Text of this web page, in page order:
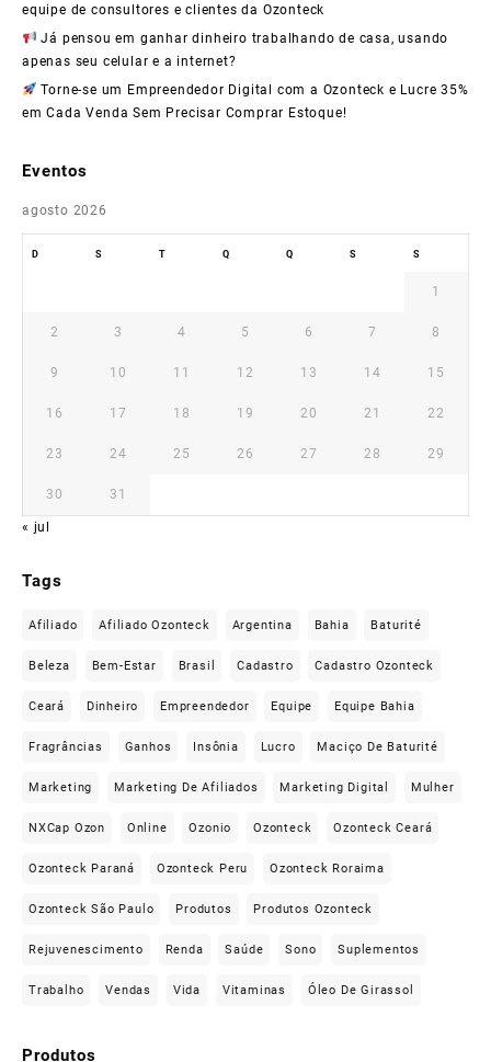
equipe de consultores e clientes da Ozonteck
Já pensou em ganhar dinheiro trabalhando de casa, usando
apenas seu celular e a internet?
Torne-se um Empreendedor Digital com a Ozonteck e Lucre 35%
em Cada Venda Sem Precisar Comprar Estoque!
Eventos
agosto 2026
D S T Q Q S S
1
2 3 4 5 6 7 8
9 10 11 12 13 14 15
16 17 18 19 20 21 22
23 24 25 26 27 28 29
30 31
« jul
Tags
Afiliado Afiliado Ozonteck Argentina Bahia Baturité
Beleza Bem-Estar Brasil Cadastro Cadastro Ozonteck
Ceará Dinheiro Empreendedor Equipe Equipe Bahia
Fragrâncias Ganhos Insônia Lucro Maciço De Baturité
Marketing Marketing De Afiliados Marketing Digital Mulher
NXCap Ozon Online Ozonio Ozonteck Ozonteck Ceará
Ozonteck Paraná Ozonteck Peru Ozonteck Roraima
Ozonteck São Paulo Produtos Produtos Ozonteck
Rejuvenescimento Renda Saúde Sono Suplementos
Trabalho Vendas Vida Vitaminas Óleo De Girassol
Produtos